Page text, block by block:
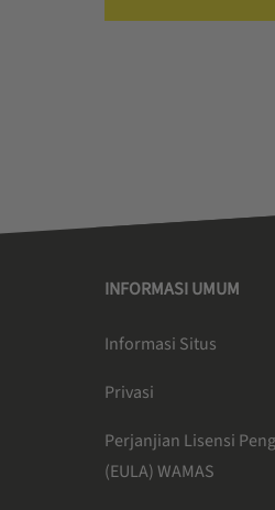
INFORMASI UMUM
Informasi Situs
Privasi
Perjanjian Lisensi
(EULA) WAMAS